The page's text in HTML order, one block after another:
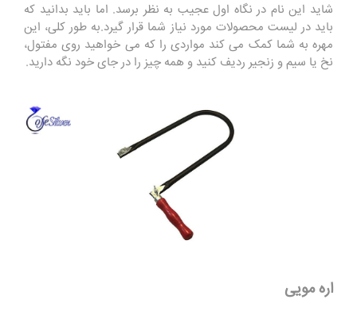
شاید این نام در نگاه اول عجیب به نظر برسد. اما باید بدانید که
باید در لیست محصولات مورد نیاز شما قرار گیرد.به طور کلی، این
مهره به شما کمک می کند مواردی را که می خواهید روی مفتول،
نخ یا سیم و زنجیر ردیف کنید و همه چیز را در جای خود نگه دارید.
اره مویی